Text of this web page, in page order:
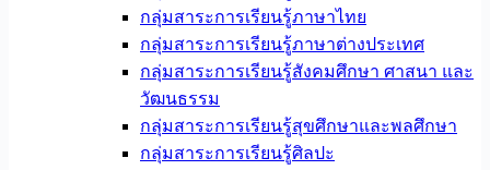
กลุ่มสาระการเรียนรู้ภาษาไทย
กลุ่มสาระการเรียนรู้ภาษาต่างประเทศ
กลุ่มสาระการเรียนรู้สังคมศึกษา ศาสนา และ
วัฒนธรรม
กลุ่มสาระการเรียนรู้สุขศึกษาและพลศึกษา
กลุ่มสาระการเรียนรู้ศิลปะ